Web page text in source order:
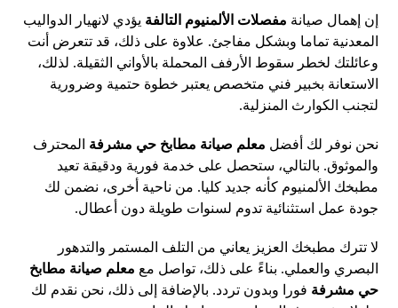
إن إهمال صيانة مفصلات الألمنيوم التالفة يؤدي لانهيار الدواليب
المعدنية تماما وبشكل مفاجئ. علاوة على ذلك، قد تتعرض أنت
وعائلتك لخطر سقوط الأرفف المحملة بالأواني الثقيلة. لذلك،
الاستعانة بخبير فني متخصص يعتبر خطوة حتمية وضرورية
لتجنب الكوارث المنزلية.
نحن نوفر لك أفضل معلم صيانة مطابخ حي مشرفة المحترف
والموثوق. بالتالي، ستحصل على خدمة فورية ودقيقة تعيد
مطبخك الألمنيوم كأنه جديد كليا. من ناحية أخرى، نضمن لك
جودة عمل استثنائية تدوم لسنوات طويلة دون أعطال.
لا تترك مطبخك العزيز يعاني من التلف المستمر والتدهور
البصري والعملي. بناءً على ذلك، تواصل مع معلم صيانة مطابخ
حي مشرفة فورا وبدون تردد. بالإضافة إلى ذلك، نحن نقدم لك